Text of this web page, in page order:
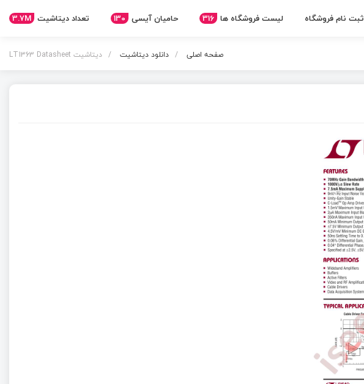
ثبت نام فروشگاه لیست فروشگاه ها 316 حامیان آیسی 130 تعداد دیتاشیت 3.7M
صفحه اصلی دانلود دیتاشیت دیتاشیت LT1363 Datasheet